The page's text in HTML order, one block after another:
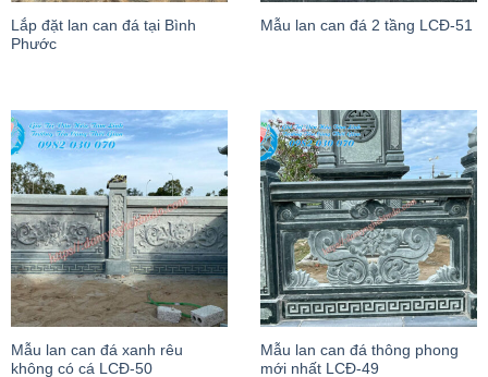
Lắp đặt lan can đá tại Bình
Phước
Mẫu lan can đá 2 tầng LCĐ-51
Mẫu lan can đá xanh rêu
không có cá LCĐ-50
Mẫu lan can đá thông phong
mới nhất LCĐ-49